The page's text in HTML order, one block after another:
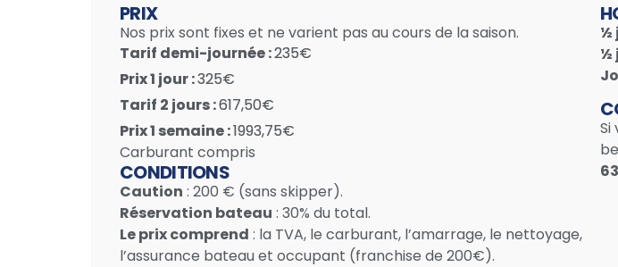
PRIX
Nos prix sont fixes et ne varient pas au cours de la saison.
Tarif demi-journée :235€
Prix ​​1 jour :325€
Tarif 2 jours :617,50€
Prix ​​1 semaine :1993,75€
Carburant compris
CONDITIONS
Caution : 200 € (sans skipper).
Réservation bateau : 30% du total.
Le prix comprend : la TVA, le carburant, l’amarrage, le nettoyage,
l’assurance bateau et occupant (franchise de 200€).
½
½
Si